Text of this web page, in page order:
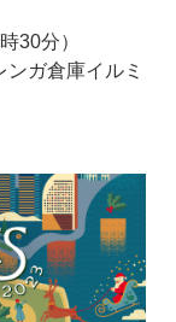
30分）
ガ倉庫イルミ